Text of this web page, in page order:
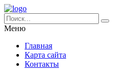
Меню
Главная
Карта сайта
Контакты